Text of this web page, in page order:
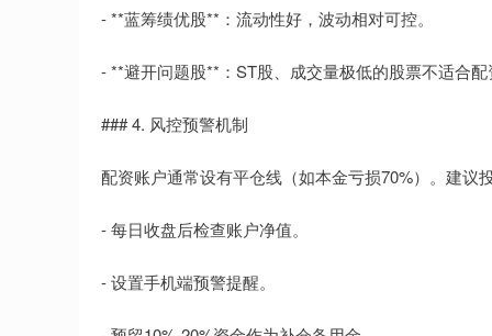
- **蓝筹绩优股**：流动性好，波动相对可控。
- **避开问题股**：ST股、成交量极低的股票不适合配
### 4. 风控预警机制
配资账户通常设有平仓线（如本金亏损70%）。建议
- 每日收盘后检查账户净值。
- 设置手机端预警提醒。